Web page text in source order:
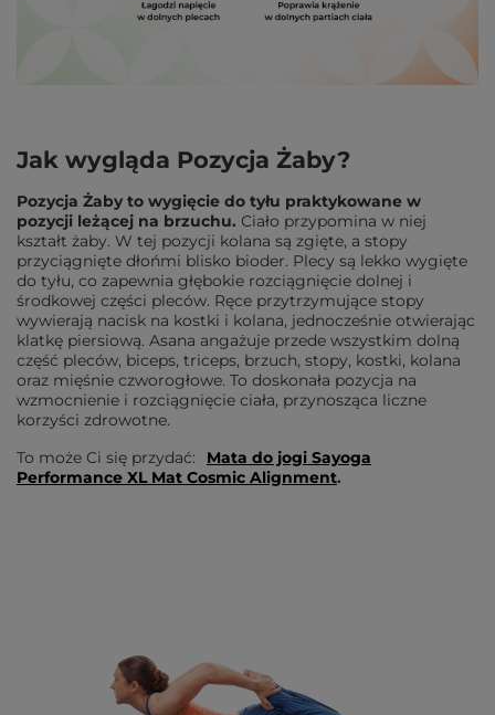
Jak wygląda Pozycja Żaby?
Pozycja Żaby to wygięcie do tyłu praktykowane w
pozycji leżącej na brzuchu. Ciało przypomina w niej
kształt żaby. W tej pozycji kolana są zgięte, a stopy
przyciągnięte dłońmi blisko bioder. Plecy są lekko wygięte
do tyłu, co zapewnia głębokie rozciągnięcie dolnej i
środkowej części pleców. Ręce przytrzymujące stopy
wywierają nacisk na kostki i kolana, jednocześnie otwierając
klatkę piersiową. Asana angażuje przede wszystkim dolną
część pleców, biceps, triceps, brzuch, stopy, kostki, kolana
oraz mięśnie czworogłowe. To doskonała pozycja na
wzmocnienie i rozciągnięcie ciała, przynosząca liczne
korzyści zdrowotne.
To może Ci się przydać:
Mata do jogi Sayoga
Performance XL Mat Cosmic Alignment.